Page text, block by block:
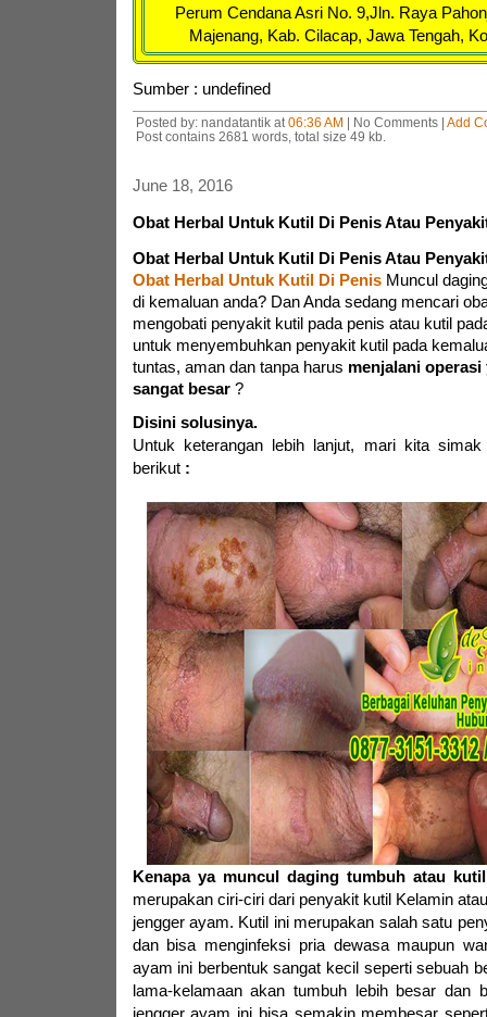
Perum Cendana Asri No. 9,Jln. Raya
Majenang, Kab. Cilacap, Jawa Tengah,
Sumber : undefined
Posted by: nandatantik at 06:36 AM | No Comments | Add
Post contains 2681 words, total size 49 kb.
June 18, 2016
Obat Herbal Untuk Kutil Di Penis Atau
Obat Herbal Untuk Kutil Di Penis Atau
Obat Herbal Untuk Kutil Di Penis Muncul
di kemaluan anda? Dan Anda sedang mencari
mengobati penyakit kutil pada penis atau kutil
untuk menyembuhkan penyakit kutil pada
tuntas, aman dan tanpa harus menjalani operasi
sangat besar ?
Disini solusinya.
Untuk keterangan lebih lanjut, mari kita simak
berikut:
Kenapa ya muncul daging tumbuh atau
merupakan ciri-ciri dari penyakit kutil Kelamin
jengger ayam. Kutil ini merupakan salah satu
dan bisa menginfeksi pria dewasa maupun
ayam ini berbentuk sangat kecil seperti sebuah
lama-kelamaan akan tumbuh lebih besar dan
jengger ayam ini bisa semakin membesar